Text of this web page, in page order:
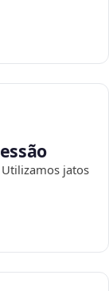
jatos